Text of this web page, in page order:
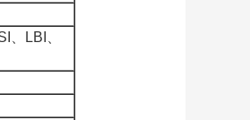
、LBI、